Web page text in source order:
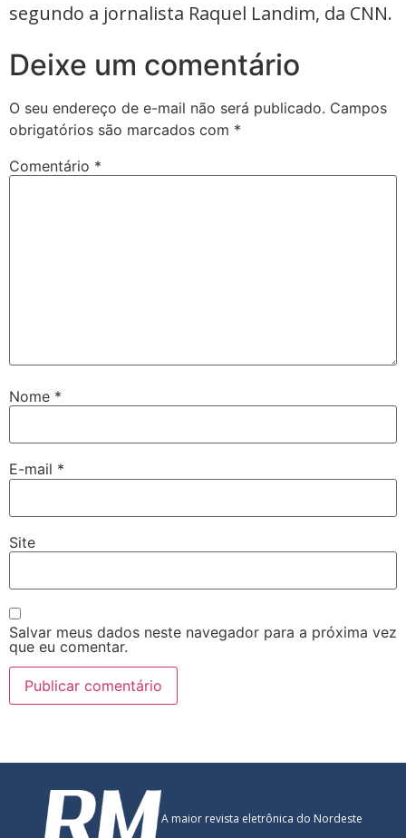
segundo a jornalista Raquel Landim, da CNN.
Deixe um comentário
O seu endereço de e-mail não será publicado. Campos
obrigatórios são marcados com *
Comentário *
Nome *
E-mail *
Site
Salvar meus dados neste navegador para a próxima vez
que eu comentar.
A maior revista eletrônica do Nordeste